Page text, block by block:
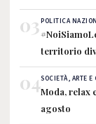
03POLITICA
territorio
04SOCIETÀ, ARTE E
Moda, relax
agosto